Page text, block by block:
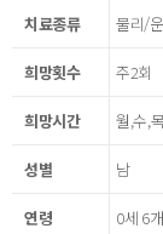
치료종류 물리/
희망횟수 주2회
희망시간 월,수,
성별 남
연령 0세 6